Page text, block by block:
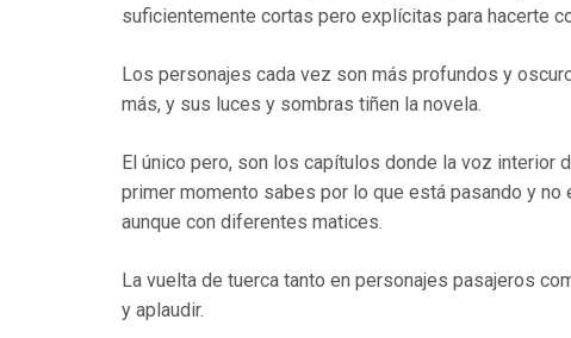
suficientemente cortas pero explícitas para hacerte
Los personajes cada vez son más profundos y
más, y sus luces y sombras tiñen la novela.
El único pero, son los capítulos donde la voz interior
primer momento sabes por lo que está pasando y
aunque con diferentes matices.
La vuelta de tuerca tanto en personajes pasajeros
y aplaudir.